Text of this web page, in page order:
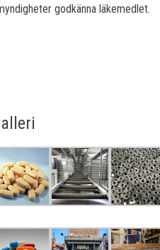
godkänna läkemedlet.